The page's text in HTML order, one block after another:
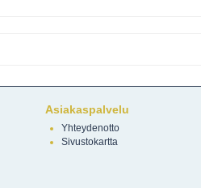
Asiakaspalvelu
Yhteydenotto
Sivustokartta